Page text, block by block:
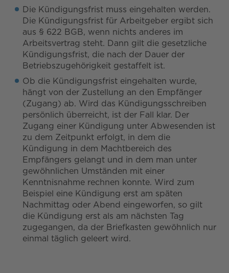
Die Kündigungsfrist muss eingehalten werden.
Die Kündigungsfrist für Arbeitgeber ergibt sich
aus § 622 BGB, wenn nichts anderes im
Arbeitsvertrag steht. Dann gilt die gesetzliche
Kündigungsfrist, die nach der Dauer der
Betriebszugehörigkeit gestaffelt ist.
Ob die Kündigungsfrist eingehalten wurde,
hängt von der Zustellung an den Empfänger
(Zugang) ab. Wird das Kündigungsschreiben
persönlich überreicht, ist der Fall klar. Der
Zugang einer Kündigung unter Abwesenden ist
zu dem Zeitpunkt erfolgt, in dem die
Kündigung in dem Machtbereich des
Empfängers gelangt und in dem man unter
gewöhnlichen Umständen mit einer
Kenntnisnahme rechnen konnte. Wird zum
Beispiel eine Kündigung erst am späten
Nachmittag oder Abend eingeworfen, so gilt
die Kündigung erst als am nächsten Tag
zugegangen, da der Briefkasten gewöhnlich nur
einmal täglich geleert wird.